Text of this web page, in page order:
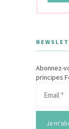
Abonnez-
principes